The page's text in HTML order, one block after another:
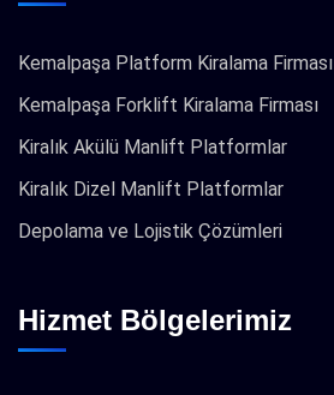
Kemalpaşa Platform Kiralama Firması
Kemalpaşa Forklift Kiralama Firması
Kiralık Akülü Manlift Platformlar
Kiralık Dizel Manlift Platformlar
Depolama ve Lojistik Çözümleri
Hizmet Bölgelerimiz